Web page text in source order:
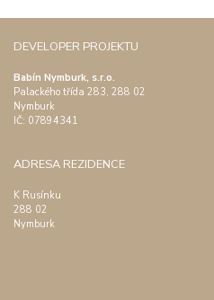
DEVELOPER PROJEKTU
Babín Nymburk, s.r.o.
Palackého třída 283, 288 02
Nymburk
IČ: 07894341
ADRESA REZIDENCE
K Rusínku
288 02
Nymburk